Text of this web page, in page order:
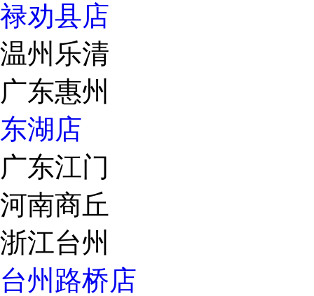
禄劝县店
温州乐清
广东惠州
东湖店
广东江门
河南商丘
浙江台州
台州路桥店